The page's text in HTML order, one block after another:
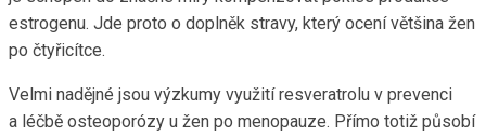
estrogenu. Jde proto o doplněk stravy, který ocení většina žen
po čtyřicítce.
Velmi nadějné jsou výzkumy využití resveratrolu v prevenci
a léčbě osteoporózy u žen po menopauze. Přímo totiž působí